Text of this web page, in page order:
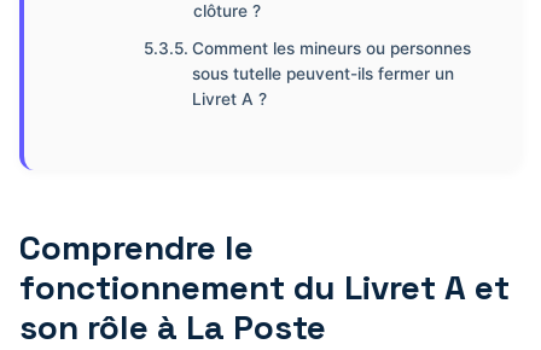
clôture ?
Comment les mineurs ou personnes
sous tutelle peuvent-ils fermer un
Livret A ?
Comprendre le
fonctionnement du Livret A et
son rôle à La Poste